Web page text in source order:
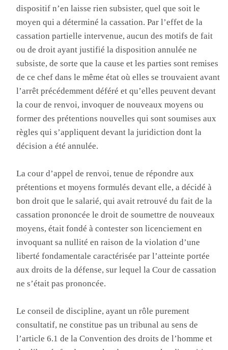
dispositif n’en laisse rien subsister, quel que soit le
moyen qui a déterminé la cassation. Par l’effet de la
cassation partielle intervenue, aucun des motifs de fait
ou de droit ayant justifié la disposition annulée ne
subsiste, de sorte que la cause et les parties sont remises
de ce chef dans le même état où elles se trouvaient avant
l’arrêt précédemment déféré et qu’elles peuvent devant
la cour de renvoi, invoquer de nouveaux moyens ou
former des prétentions nouvelles qui sont soumises aux
règles qui s’appliquent devant la juridiction dont la
décision a été annulée.
La cour d’appel de renvoi, tenue de répondre aux
prétentions et moyens formulés devant elle, a décidé à
bon droit que le salarié, qui avait retrouvé du fait de la
cassation prononcée le droit de soumettre de nouveaux
moyens, était fondé à contester son licenciement en
invoquant sa nullité en raison de la violation d’une
liberté fondamentale caractérisée par l’atteinte portée
aux droits de la défense, sur lequel la Cour de cassation
ne s’était pas prononcée.
Le conseil de discipline, ayant un rôle purement
consultatif, ne constitue pas un tribunal au sens de
l’article 6.1 de la Convention des droits de l’homme et